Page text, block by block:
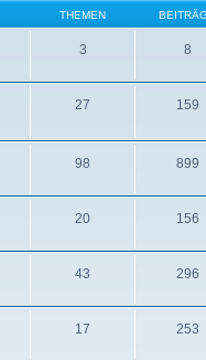
THEMEN
3 8
27 159
98 899
20 156
43 296
17 253